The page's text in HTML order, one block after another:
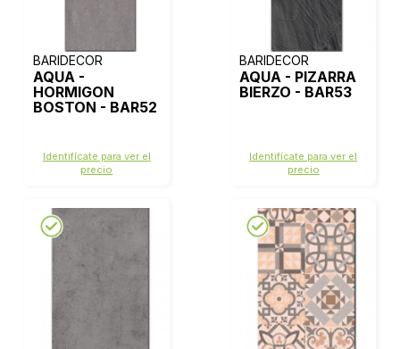
BARIDECOR
AQUA -
HORMIGON
BOSTON - BAR52
Identifícate para ver el
precio
BARIDECOR
AQUA - PIZARRA
BIERZO - BAR53
Identifícate para ver el
precio